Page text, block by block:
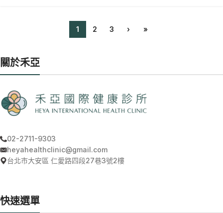
1 2 3 › »
關於禾亞
02-2711-9303
heyahealthclinic@gmail.com
台北市大安區 仁愛路四段27巷3號2樓
快速選單